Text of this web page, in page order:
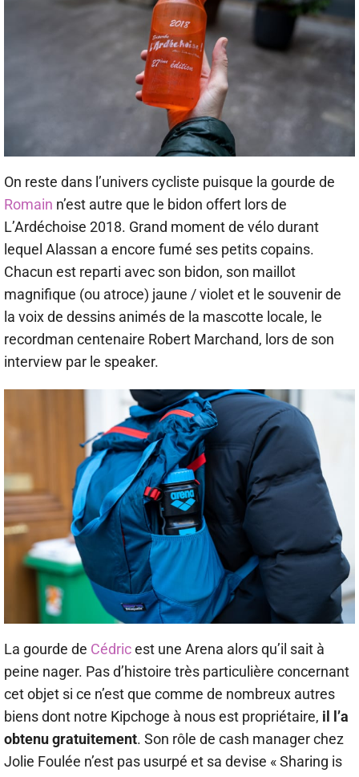
On reste dans l’univers cycliste puisque la gourde de
Romain n’est autre que le bidon offert lors de
L’Ardéchoise 2018. Grand moment de vélo durant
lequel Alassan a encore fumé ses petits copains.
Chacun est reparti avec son bidon, son maillot
magnifique (ou atroce) jaune / violet et le souvenir de
la voix de dessins animés de la mascotte locale, le
recordman centenaire Robert Marchand, lors de son
interview par le speaker.
La gourde de Cédricest une Arena alors qu’il sait à
peine nager. Pas d’histoire très particulière concernant
cet objet si ce n’est que comme de nombreux autres
biens dont notre Kipchoge à nous est propriétaire, il l’a
obtenu gratuitement. Son rôle de cash manager chez
Jolie Foulée n’est pas usurpé et sa devise « Sharing is